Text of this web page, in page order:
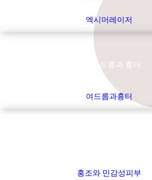
엑시머레이저
여드름과 흉터
여드름과흉터
홍조와 민감성피부
JD Dermatology